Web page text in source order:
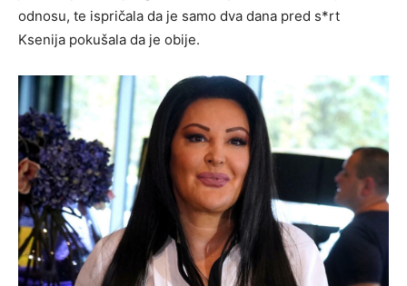
odnosu, te ispričala da je samo dva dana pred s*rt
Ksenija pokušala da je obije.